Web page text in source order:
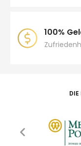
100%
DIE